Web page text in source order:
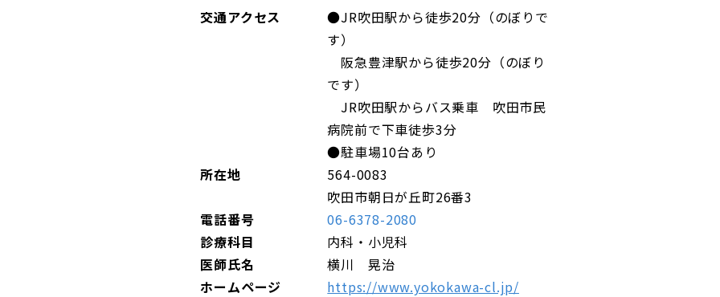
交通アクセス
●JR吹田駅から徒歩20分（のぼりで
す）
阪急豊津駅から徒歩20分（のぼり
です）
JR吹田駅からバス乗車 吹田市民
病院前で下車徒歩3分
●駐車場10台あり
所在地
564-0083
吹田市朝日が丘町26番3
電話番号
06-6378-2080
診療科目
内科・小児科
医師氏名
横川 晃治
ホームページ
https://www.yokokawa-cl.jp/